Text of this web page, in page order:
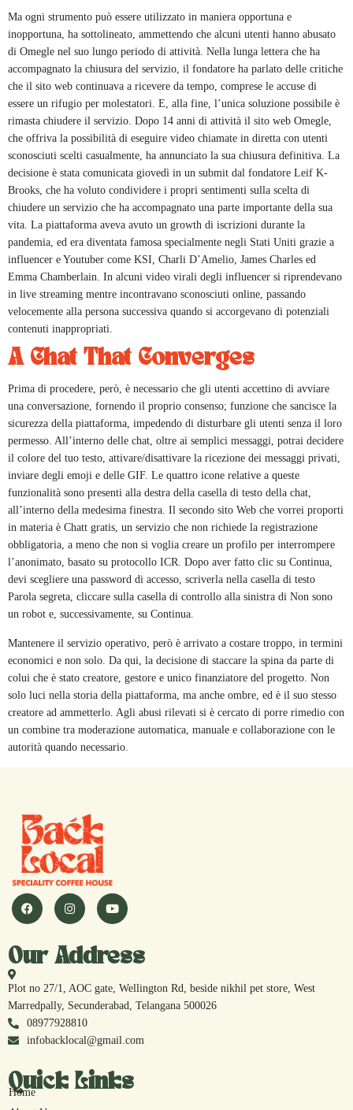
Ma ogni strumento può essere utilizzato in maniera opportuna e
inopportuna, ha sottolineato, ammettendo che alcuni utenti hanno abusato
di Omegle nel suo lungo periodo di attività. Nella lunga lettera che ha
accompagnato la chiusura del servizio, il fondatore ha parlato delle critiche
che il sito web continuava a ricevere da tempo, comprese le accuse di
essere un rifugio per molestatori. E, alla fine, l’unica soluzione possibile è
rimasta chiudere il servizio. Dopo 14 anni di attività il sito web Omegle,
che offriva la possibilità di eseguire video chiamate in diretta con utenti
sconosciuti scelti casualmente, ha annunciato la sua chiusura definitiva. La
decisione è stata comunicata giovedì in un submit dal fondatore Leif K-
Brooks, che ha voluto condividere i propri sentimenti sulla scelta di
chiudere un servizio che ha accompagnato una parte importante della sua
vita. La piattaforma aveva avuto un growth di iscrizioni durante la
pandemia, ed era diventata famosa specialmente negli Stati Uniti grazie a
influencer e Youtuber come KSI, Charli D’Amelio, James Charles ed
Emma Chamberlain. In alcuni video virali degli influencer si riprendevano
in live streaming mentre incontravano sconosciuti online, passando
velocemente alla persona successiva quando si accorgevano di potenziali
contenuti inappropriati.
A Chat That Converges
Prima di procedere, però, è necessario che gli utenti accettino di avviare
una conversazione, fornendo il proprio consenso; funzione che sancisce la
sicurezza della piattaforma, impedendo di disturbare gli utenti senza il loro
permesso. All’interno delle chat, oltre ai semplici messaggi, potrai decidere
il colore del tuo testo, attivare/disattivare la ricezione dei messaggi privati,
inviare degli emoji e delle GIF. Le quattro icone relative a queste
funzionalità sono presenti alla destra della casella di testo della chat,
all’interno della medesima finestra. Il secondo sito Web che vorrei proporti
in materia è Chatt gratis, un servizio che non richiede la registrazione
obbligatoria, a meno che non si voglia creare un profilo per interrompere
l’anonimato, basato su protocollo ICR. Dopo aver fatto clic su Continua,
devi scegliere una password di accesso, scriverla nella casella di testo
Parola segreta, cliccare sulla casella di controllo alla sinistra di Non sono
un robot e, successivamente, su Continua.
Mantenere il servizio operativo, però è arrivato a costare troppo, in termini
economici e non solo. Da qui, la decisione di staccare la spina da parte di
colui che è stato creatore, gestore e unico finanziatore del progetto. Non
solo luci nella storia della piattaforma, ma anche ombre, ed è il suo stesso
creatore ad ammetterlo. Agli abusi rilevati si è cercato di porre rimedio con
un combine tra moderazione automatica, manuale e collaborazione con le
autorità quando necessario.
Our Address
Plot no 27/1, AOC gate, Wellington Rd, beside nikhil pet store, West
Marredpally, Secunderabad, Telangana 500026
08977928810
infobacklocal@gmail.com
Quick Links
Home